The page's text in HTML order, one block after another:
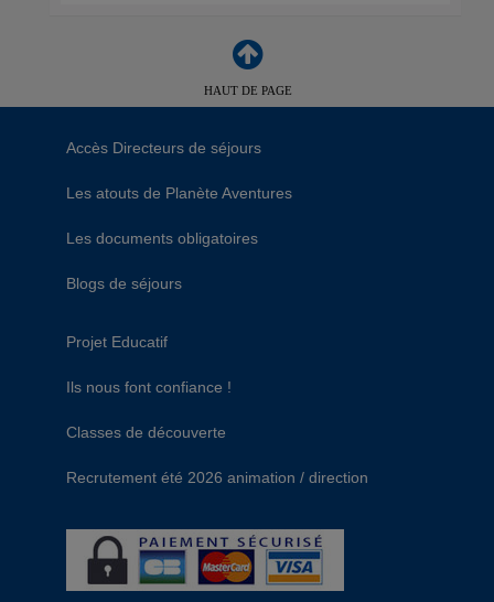
HAUT DE PAGE
Accès Directeurs de séjours
Les atouts de Planète Aventures
Les documents obligatoires
Blogs de séjours
Projet Educatif
Ils nous font confiance !
Classes de découverte
Recrutement été 2026 animation / direction